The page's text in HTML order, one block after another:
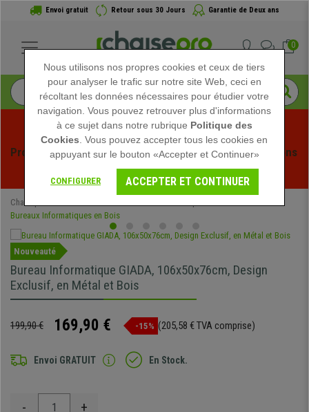
Envoi gratuit Retour sous 30 Jours Garantie de Deux ans
0
Profitez des soldes d'été chez Chaisepro ! Des réductions
exclusives pour une durée limitée - Voir l'offre
Chaisepro
Bureaux Informatiques en Bois
Nouveauté
Bureau Informatique GIADA, 106x50x76cm, Design
Exclusif, en Métal et Bois
199,90 € 169,90 € -15% (205,58 € TVA comprise)
Envoi GRATUIT En Stock.
- +
Nous utilisons nos propres cookies et ceux de tiers
pour analyser le trafic sur notre site Web, ceci en
récoltant les données nécessaires pour étudier votre
navigation. Vous pouvez retrouver plus d'informations
à ce sujet dans notre rubrique Politique des
Cookies . Vous pouvez accepter tous les cookies en
appuyant sur le bouton «Accepter et Continuer»
CONFIGURER ACCEPTER ET CONTINUER